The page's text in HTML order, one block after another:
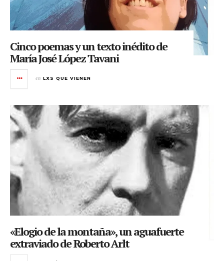
Cinco poemas y un texto inédito de
María José López Tavani
en LXS QUE VIENEN
«Elogio de la montaña», un aguafuerte
extraviado de Roberto Arlt